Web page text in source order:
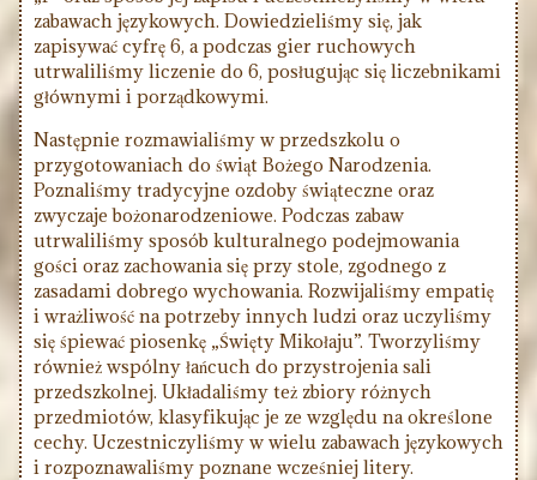
zabawach językowych. Dowiedzieliśmy się, jak
zapisywać cyfrę 6, a podczas gier ruchowych
utrwaliliśmy liczenie do 6, posługując się liczebnikami
głównymi i porządkowymi.
Następnie rozmawialiśmy w przedszkolu o
przygotowaniach do świąt Bożego Narodzenia.
Poznaliśmy tradycyjne ozdoby świąteczne oraz
zwyczaje bożonarodzeniowe. Podczas zabaw
utrwaliliśmy sposób kulturalnego podejmowania
gości oraz zachowania się przy stole, zgodnego z
zasadami dobrego wychowania. Rozwijaliśmy empatię
i wrażliwość na potrzeby innych ludzi oraz uczyliśmy
się śpiewać piosenkę „Święty Mikołaju”. Tworzyliśmy
również wspólny łańcuch do przystrojenia sali
przedszkolnej. Układaliśmy też zbiory różnych
przedmiotów, klasyfikując je ze względu na określone
cechy. Uczestniczyliśmy w wielu zabawach językowych
i rozpoznawaliśmy poznane wcześniej litery.